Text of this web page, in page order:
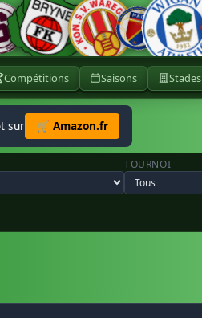
Compétitions Saisons Stades
sur 🛒 Amazon.fr
TOURNOI